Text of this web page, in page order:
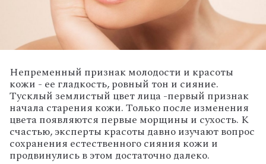
Непременный признак молодости и красоты
кожи - ее гладкость, ровный тон и сияние.
Тусклый землистый цвет лица -первый признак
начала старения кожи. Только после изменения
цвета появляются первые морщины и сухость. К
счастью, эксперты красоты давно изучают вопрос
сохранения естественного сияния кожи и
продвинулись в этом достаточно далеко.